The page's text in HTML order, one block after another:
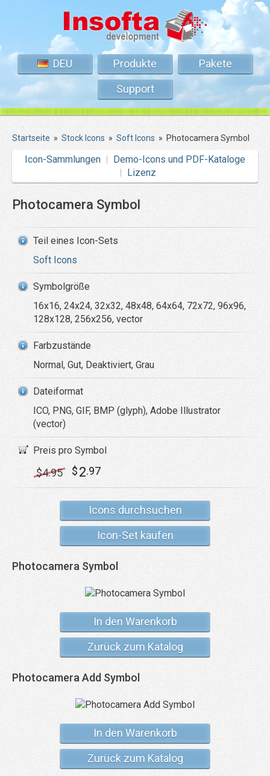
DEU Produkte
Pakete
Support
Startseite » Stock Icons » Soft Icons » Photocamera Symbol
Icon-Sammlungen
Demo-Icons und PDF-Kataloge
Lizenz
Photocamera Symbol
Teil eines Icon-Sets
Soft Icons
Symbolgröße
16x16, 24x24, 32x32, 48x48, 64x64, 72x72, 96x96,
128x128, 256x256, vector
Farbzustände
Normal, Gut, Deaktiviert, Grau
Dateiformat
ICO, PNG, GIF, BMP (glyph), Adobe Illustrator
(vector)
Preis pro Symbol
$4.95 $2.97
Icons durchsuchen
Icon-Set kaufen
Photocamera Symbol
In den Warenkorb
Zurück zum Katalog
Photocamera Add Symbol
In den Warenkorb
Zurück zum Katalog